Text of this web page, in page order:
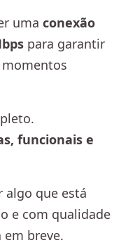
uma conexão
para garantir
funcionais e
algo que está
e com qualidade
breve.